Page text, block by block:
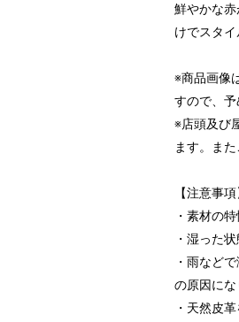
鮮やかな
けでスタイ
※商品画像
すので、予
※店頭及び
ます。ま
【注意事項
・素材の
・湿った
・雨など
の原因にな
・天然皮